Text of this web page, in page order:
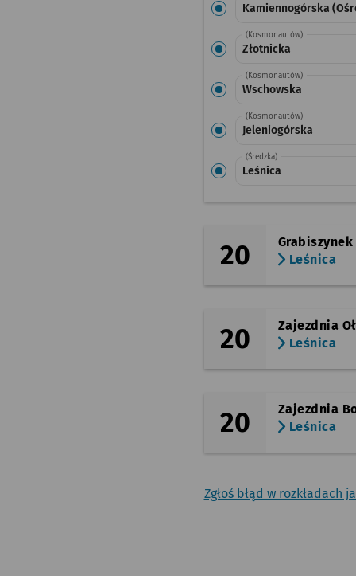
Kamiennogórska
(Kosmonautów)
Złotnicka
(Kosmonautów)
Wschowska
(Kosmonautów)
Jeleniogórska
(Średzka)
Leśnica
20
Grabiszynek
Leśnica
20
Zajezdnia
Leśnica
20
Zajezdnia
Leśnica
Zgłoś błąd w rozkładach